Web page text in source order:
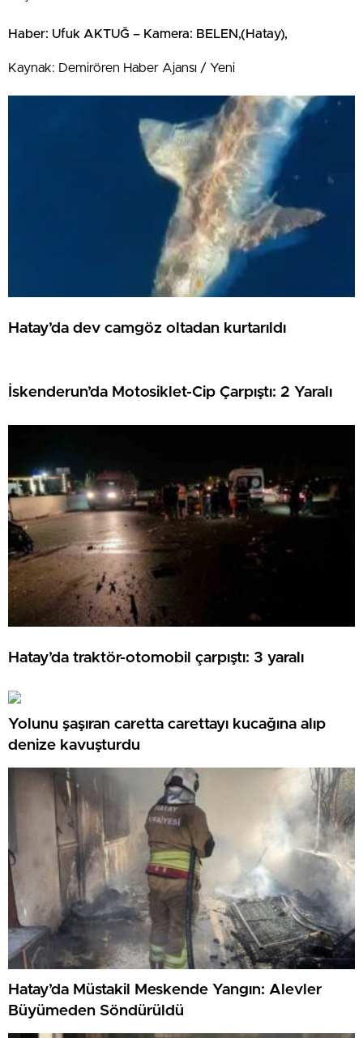
Haber: Ufuk AKTUĞ – Kamera: BELEN,(Hatay),
Kaynak: Demirören Haber Ajansı / Yeni
Hatay’da dev camgöz oltadan kurtarıldı
İskenderun’da Motosiklet-Cip Çarpıştı: 2 Yaralı
Hatay’da traktör-otomobil çarpıştı: 3 yaralı
Yolunu şaşıran caretta carettayı kucağına alıp
denize kavuşturdu
Hatay’da Müstakil Meskende Yangın: Alevler
Büyümeden Söndürüldü